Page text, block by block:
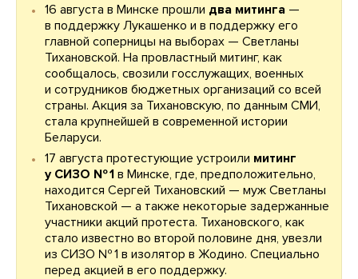
16 августа в Минске прошли два митинга —
в поддержку Лукашенко и в поддержку его
главной соперницы на выборах — Светланы
Тихановской. На провластный митинг, как
сообщалось, свозили госслужащих, военных
и сотрудников бюджетных организаций со всей
страны. Акция за Тихановскую, по данным СМИ,
стала крупнейшей в современной истории
Беларуси.
17 августа протестующие устроили митинг
у СИЗО № 1 в Минске, где, предположительно,
находится Сергей Тихановский — муж Светланы
Тихановской — а также некоторые задержанные
участники акций протеста. Тихановского, как
стало известно во второй половине дня, увезли
из СИЗО № 1 в изолятор в Жодино. Специально
перед акцией в его поддержку.